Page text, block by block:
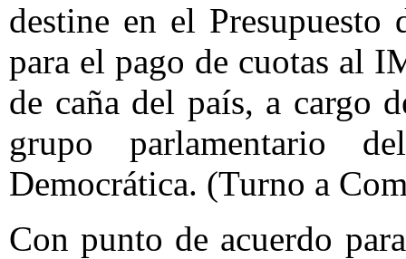
destine en el
para el pago de cuotas al
de caña del país, a cargo
grupo parlamentario
Democrática. (Turno a
Con punto de acuerdo